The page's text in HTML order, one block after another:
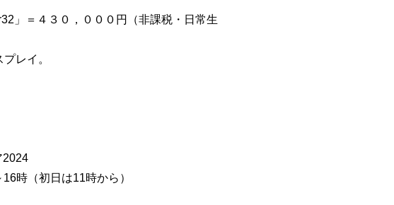
」＝４３０，０００円（非課税・日常生
レイ。
2024
初日は11時から）